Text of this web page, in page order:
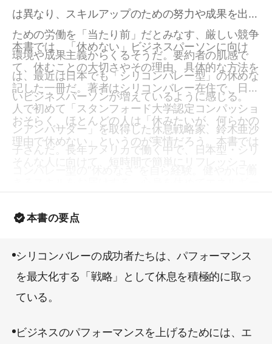
は異なり、スキルアップのための努力や成果を出す
ための労働を「当たり前」だとみなす、厳しい競争
環境や成果主義からくるそうだ。要約者の肌感で
は、最近は日本でも「シリコンバレー型」の休めな
いビジネスパーソンが増えているように感じる。
本書では、「休めない」ビジネスパーソンに向け
て、休むことの大切さやその理由、具体的な方法を
記した一冊だ。著者はシリコンバレー在住で、日本
人で初めて「スタンフォード大学認定コンパッショ
ンアンバサダー」を取得した休息戦略家、鈴木亜沙
子さんだ。長年アメリカで働く中で、日本型・シリ
き続けるためには、戦略的に休みを取ることがいか
に重要かを実感した。それからは自身の働き方を見
いる。
おそらく、ほとんどの人は「休みたいが、何らかの
理由で休めない」というのが実情だろう。本書では
そんな人に向けて、短時間で簡単にリフレッシュで
る。本書を読めば、それを深く理解できるだろう。
本書の要点
シリコンバレーの成功者たちは、パフォーマンス
を最大化する「戦略」として休息を積極的に取っ
ている。
ビジネスのパフォーマンスを上げるためには、エ